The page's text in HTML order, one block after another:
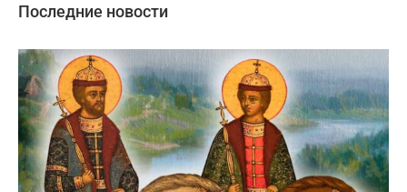
Последние новости